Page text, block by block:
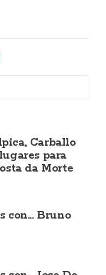
Carballo
para
da Morte
con... Bruno